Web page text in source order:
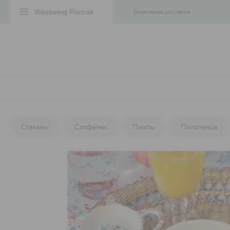
menu Бережная доставка
Стаканы Салфетки Пиалы Полотенца